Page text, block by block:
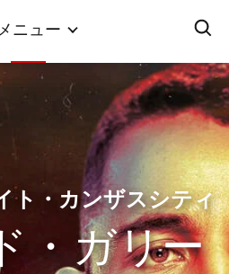
ニュー
ト・カンザスシティ
・ガリー